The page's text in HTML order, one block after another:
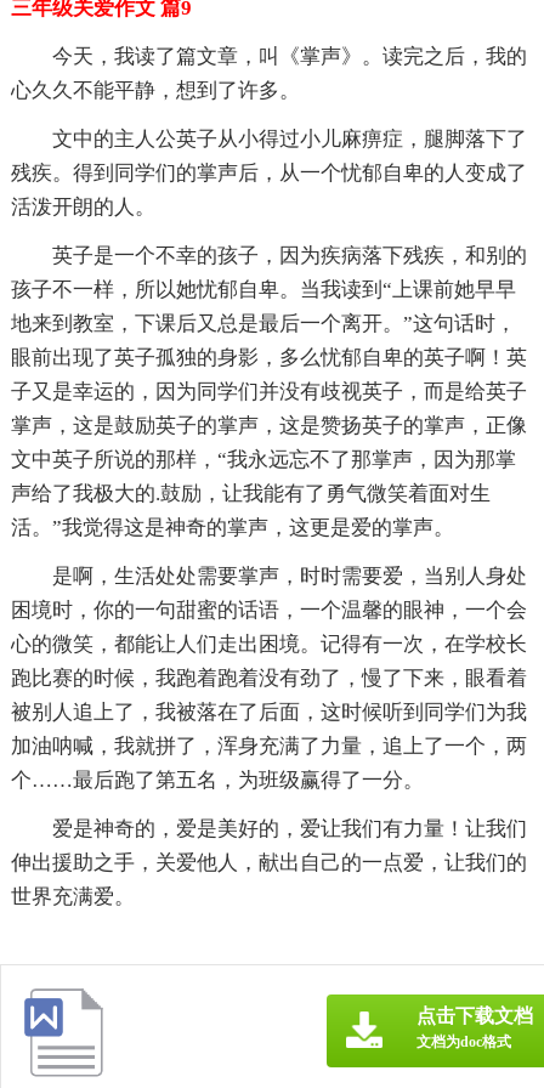
三年级关爱作文 篇9
今天，我读了篇文章，叫《掌声》。读完之后，我的
心久久不能平静，想到了许多。
文中的主人公英子从小得过小儿麻痹症，腿脚落下了
残疾。得到同学们的掌声后，从一个忧郁自卑的人变成了
活泼开朗的人。
英子是一个不幸的孩子，因为疾病落下残疾，和别的
孩子不一样，所以她忧郁自卑。当我读到“上课前她早早
地来到教室，下课后又总是最后一个离开。”这句话时，
眼前出现了英子孤独的身影，多么忧郁自卑的英子啊！英
子又是幸运的，因为同学们并没有歧视英子，而是给英子
掌声，这是鼓励英子的掌声，这是赞扬英子的掌声，正像
文中英子所说的那样，“我永远忘不了那掌声，因为那掌
声给了我极大的.鼓励，让我能有了勇气微笑着面对生
活。”我觉得这是神奇的掌声，这更是爱的掌声。
是啊，生活处处需要掌声，时时需要爱，当别人身处
困境时，你的一句甜蜜的话语，一个温馨的眼神，一个会
心的微笑，都能让人们走出困境。记得有一次，在学校长
跑比赛的时候，我跑着跑着没有劲了，慢了下来，眼看着
被别人追上了，我被落在了后面，这时候听到同学们为我
加油呐喊，我就拼了，浑身充满了力量，追上了一个，两
个……最后跑了第五名，为班级赢得了一分。
爱是神奇的，爱是美好的，爱让我们有力量！让我们
伸出援助之手，关爱他人，献出自己的一点爱，让我们的
世界充满爱。
点击下载文档
文档为doc格式